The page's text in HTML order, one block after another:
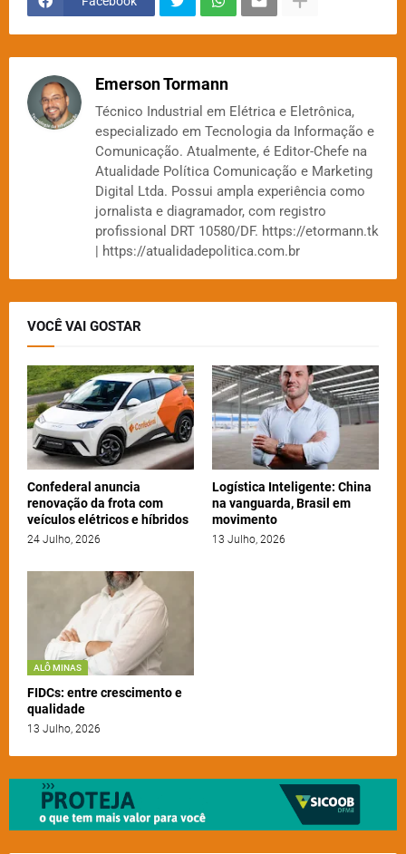
Emerson Tormann
Técnico Industrial em Elétrica e Eletrônica,
especializado em Tecnologia da Informação e
Comunicação. Atualmente, é Editor-Chefe na
Atualidade Política Comunicação e Marketing
Digital Ltda. Possui ampla experiência como
jornalista e diagramador, com registro
profissional DRT 10580/DF. https://etormann.tk
| https://atualidadepolitica.com.br
VOCÊ VAI GOSTAR
Confederal anuncia
renovação da frota com
veículos elétricos e híbridos
24 Julho, 2026
Logística Inteligente: China
na vanguarda, Brasil em
movimento
13 Julho, 2026
ALÔ MINAS
FIDCs: entre crescimento e
qualidade
13 Julho, 2026